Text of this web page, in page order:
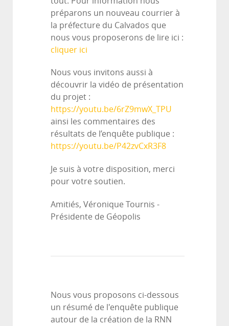
préparons un nouveau courrier à
la préfecture du Calvados que
nous vous proposerons de lire ici :
cliquer ici
Nous vous invitons aussi à
découvrir la vidéo de présentation
du projet :
https://youtu.be/6rZ9mwX_TPU
ainsi les commentaires des
résultats de l’enquête publique :
https://youtu.be/P42zvCxR3F8
Je suis à votre disposition, merci
pour votre soutien.
Amitiés, Véronique Tournis -
Présidente de Géopolis
Nous vous proposons ci-dessous
un résumé de l'enquête publique
autour de la création de la RNN